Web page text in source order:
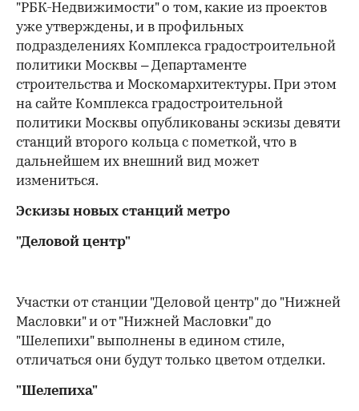
"РБК-Недвижимости" о том, какие из проектов
уже утверждены, и в профильных
подразделениях Комплекса градостроительной
политики Москвы – Департаменте
строительства и Москомархитектуры. При этом
на сайте Комплекса градостроительной
политики Москвы опубликованы эскизы девяти
станций второго кольца с пометкой, что в
дальнейшем их внешний вид может
измениться.
Эскизы новых станций метро
"Деловой центр"
Участки от станции "Деловой центр" до "Нижней
Масловки" и от "Нижней Масловки" до
"Шелепихи" выполнены в едином стиле,
отличаться они будут только цветом отделки.
"Шелепиха"